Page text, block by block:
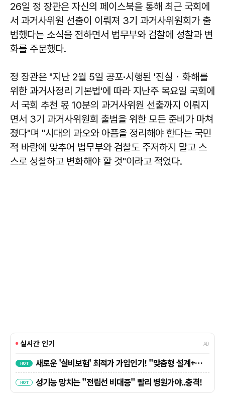
26일 정 장관은 자신의 페이스북을 통해 최근 국회에
서 과거사위원 선출이 이뤄져 3기 과거사위원회가 출
범했다는 소식을 전하면서 법무부와 검찰에 성찰과 변
화를 주문했다.
정 장관은 "지난 2월 5일 공포·시행된 '진실・화해를
위한 과거사정리 기본법'에 따라 지난주 목요일 국회에
서 국회 추천 몫 10분의 과거사위원 선출까지 이뤄지
면서 3기 과거사위원회 출범을 위한 모든 준비가 마쳐
졌다"며 "시대의 과오와 아픔을 정리해야 한다는 국민
적 바람에 맞추어 법무부와 검찰도 주저하지 말고 스
스로 성찰하고 변화해야 할 것"이라고 적었다.